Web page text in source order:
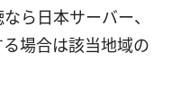
ら日本サーバー、
場合は該当地域の